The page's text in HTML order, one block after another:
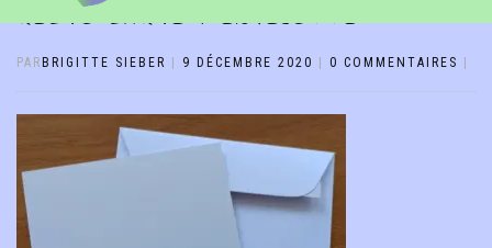
RECTO CARTE + ENVELOPPE
PAR BRIGITTE SIEBER 9 DÉCEMBRE 2020 0 COMMENTAIRES